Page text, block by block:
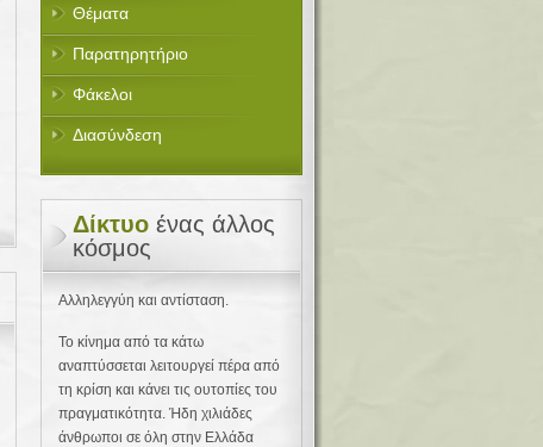
Θέματα
Παρατηρητήριο
Φάκελοι
Διασύνδεση
Δίκτυο ένας άλλος
κόσμος
Αλληλεγγύη και αντίσταση.
Το κίνημα από τα κάτω
αναπτύσσεται λειτουργεί πέρα από
τη κρίση και κάνει τις ουτοπίες του
πραγματικότητα. Ήδη χιλιάδες
άνθρωποι σε όλη στην Ελλάδα